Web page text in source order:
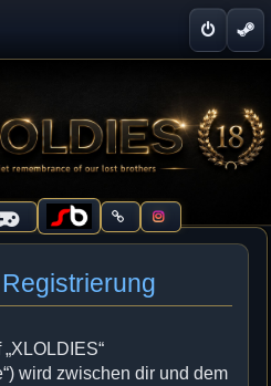
wird zwischen dir und dem